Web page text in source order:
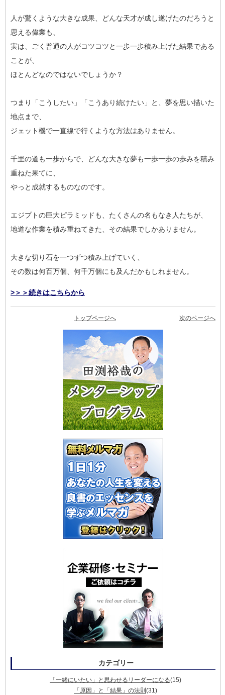
人が驚くような大きな成果、どんな天才が成し遂げたのだろうと
思える偉業も、
実は、ごく普通の人がコツコツと一歩一歩積み上げた結果である
ことが、
ほとんどなのではないでしょうか？
つまり「こうしたい」「こうあり続けたい」と、夢を思い描いた
地点まで、
ジェット機で一直線で行くような方法はありません。
千里の道も一歩からで、どんな大きな夢も一歩一歩の歩みを積み
重ねた果てに、
やっと成就するものなのです。
エジプトの巨大ピラミッドも、たくさんの名もなき人たちが、
地道な作業を積み重ねてきた、その結果でしかありません。
大きな切り石を一つずつ積み上げていく、
その数は何百万個、何千万個にも及んだかもしれません。
>＞＞続きはこちらから
次のページへ
トップページへ
カテゴリー
「一緒にいたい」と思わせるリーダーになる(15)
「原因」と「結果」の法則 (31)